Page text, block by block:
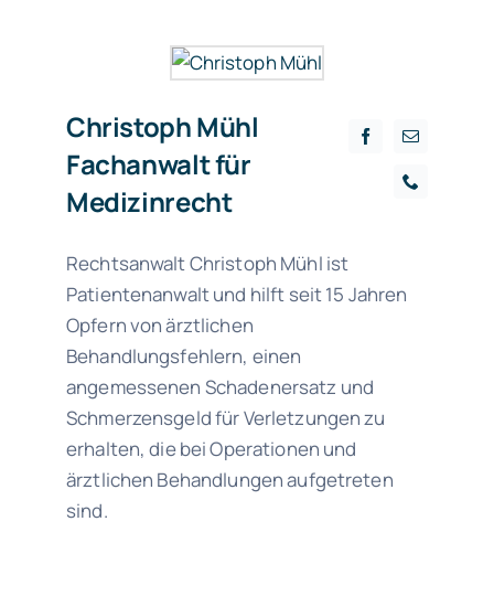
Christoph Mühl
Fachanwalt für
Medizinrecht
Rechtsanwalt Christoph Mühl ist
Patientenanwalt und hilft seit 15 Jahren
Opfern von ärztlichen
Behandlungsfehlern, einen
angemessenen Schadenersatz und
Schmerzensgeld für Verletzungen zu
erhalten, die bei Operationen und
ärztlichen Behandlungen aufgetreten
sind.